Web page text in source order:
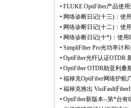
• FLUKE OptiFiber产品使
• 网络诊断日记(十三)：使
• 网络诊断日记(十二)：使
• 网络诊断日记(十*)：使用
• SimpliFiber Pro光功率计
• OptiFiber光纤认证OTDR
• OptiFiber OTDR助亚利桑
• 福禄克OptiFiber网络护航
• 福禄克推出
• OptiFiber新版本--第*台有